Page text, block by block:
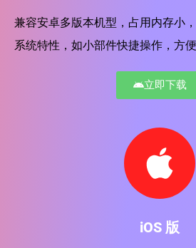
兼容安卓多版本机型，占用内存小
系统特性，如小部件快捷操作，方
立即下载
iOS 版